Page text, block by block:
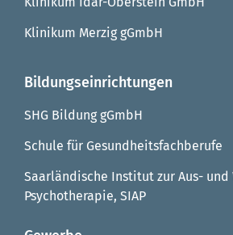
Klinikum Merzig gGmbH
Bildungseinrichtungen
SHG Bildung gGmbH
Schule für Gesundheitsfachberufe
Saarländische Institut zur Aus-
Psychotherapie, SIAP